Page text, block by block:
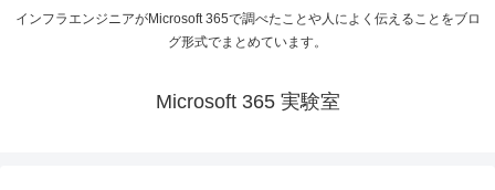
インフラエンジニアがMicrosoft 365で調べたことや人によく伝えることをブロ
グ形式でまとめています。
Microsoft 365 実験室